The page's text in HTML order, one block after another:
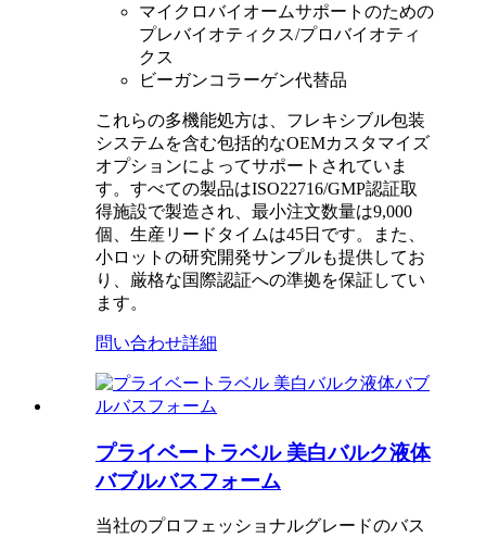
マイクロバイオームサポートのための
プレバイオティクス/プロバイオティ
クス
ビーガンコラーゲン代替品
これらの多機能処方は、フレキシブル包装
システムを含む包括的なOEMカスタマイズ
オプションによってサポートされていま
す。すべての製品はISO22716/GMP認証取
得施設で製造され、最小注文数量は9,000
個、生産リードタイムは45日です。また、
小ロットの研究開発サンプルも提供してお
り、厳格な国際認証への準拠を保証してい
ます。
問い合わせ詳細
プライベートラベル 美白バルク液体
バブルバスフォーム
当社のプロフェッショナルグレードのバス